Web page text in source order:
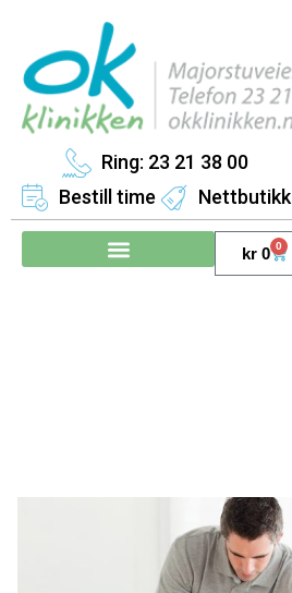
Ring: 23 21 38 00
Bestill time
Nettbutikk
kr 0 0